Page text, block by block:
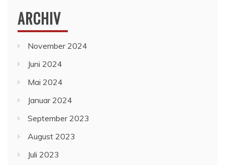
ARCHIV
November 2024
Juni 2024
Mai 2024
Januar 2024
September 2023
August 2023
Juli 2023